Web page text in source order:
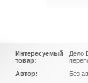
Интересуемый
товар:
Дело
Автор:
Без